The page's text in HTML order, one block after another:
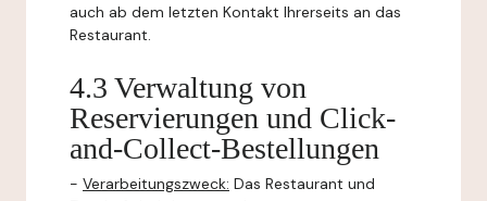
auch ab dem letzten Kontakt Ihrerseits an das
Restaurant.
4.3 Verwaltung von
Reservierungen und Click-
and-Collect-Bestellungen
- Verarbeitungszweck: Das Restaurant und